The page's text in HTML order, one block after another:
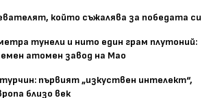
който съжалява за победата си
тунели и нито един грам плутоний:
атомен завод на Мао
първият „изкуствен интелект“,
близо век